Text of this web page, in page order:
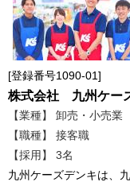
登録番号1090-01
株式会社 九州ケー
【業種】 卸売・小売業
【職種】 接客職
【採用】 3名
九州ケーズデンキは、